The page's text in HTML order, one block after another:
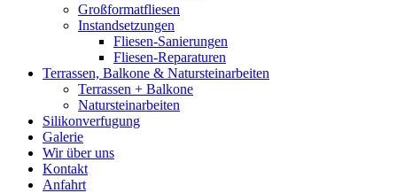
Großformatfliesen
Instandsetzungen
Fliesen-Sanierungen
Fliesen-Reparaturen
Terrassen, Balkone & Natursteinarbeiten
Terrassen + Balkone
Natursteinarbeiten
Silikonverfugung
Galerie
Wir über uns
Kontakt
Anfahrt